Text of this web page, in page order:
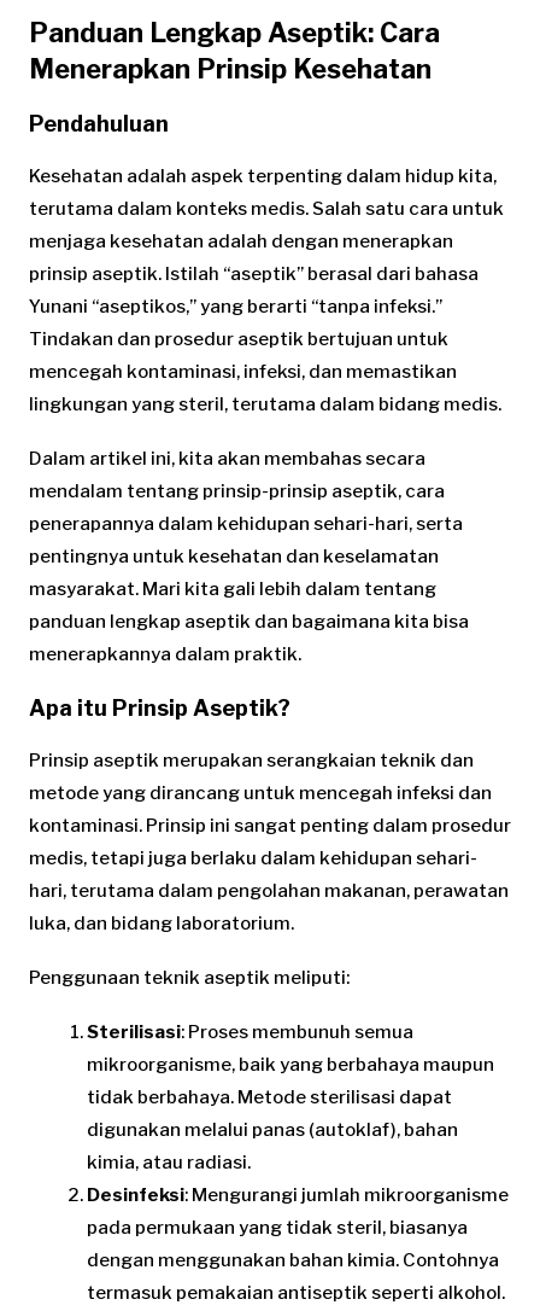
Panduan Lengkap Aseptik: Cara
Menerapkan Prinsip Kesehatan
Pendahuluan
Kesehatan adalah aspek terpenting dalam hidup kita,
terutama dalam konteks medis. Salah satu cara untuk
menjaga kesehatan adalah dengan menerapkan
prinsip aseptik. Istilah “aseptik” berasal dari bahasa
Yunani “aseptikos,” yang berarti “tanpa infeksi.”
Tindakan dan prosedur aseptik bertujuan untuk
mencegah kontaminasi, infeksi, dan memastikan
lingkungan yang steril, terutama dalam bidang medis.
Dalam artikel ini, kita akan membahas secara
mendalam tentang prinsip-prinsip aseptik, cara
penerapannya dalam kehidupan sehari-hari, serta
pentingnya untuk kesehatan dan keselamatan
masyarakat. Mari kita gali lebih dalam tentang
panduan lengkap aseptik dan bagaimana kita bisa
menerapkannya dalam praktik.
Apa itu Prinsip Aseptik?
Prinsip aseptik merupakan serangkaian teknik dan
metode yang dirancang untuk mencegah infeksi dan
kontaminasi. Prinsip ini sangat penting dalam prosedur
medis, tetapi juga berlaku dalam kehidupan sehari-
hari, terutama dalam pengolahan makanan, perawatan
luka, dan bidang laboratorium.
Penggunaan teknik aseptik meliputi:
Sterilisasi: Proses membunuh semua
mikroorganisme, baik yang berbahaya maupun
tidak berbahaya. Metode sterilisasi dapat
digunakan melalui panas (autoklaf), bahan
kimia, atau radiasi.
Desinfeksi: Mengurangi jumlah mikroorganisme
pada permukaan yang tidak steril, biasanya
dengan menggunakan bahan kimia. Contohnya
termasuk pemakaian antiseptik seperti alkohol.